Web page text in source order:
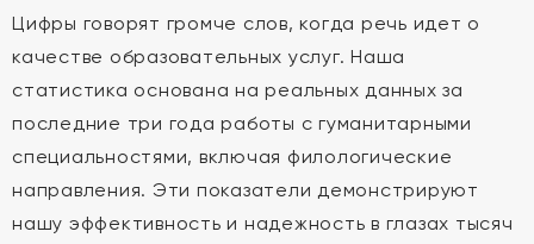
Цифры говорят громче слов, когда речь идет о
качестве образовательных услуг. Наша
статистика основана на реальных данных за
последние три года работы с гуманитарными
специальностями, включая филологические
направления. Эти показатели демонстрируют
нашу эффективность и надежность в глазах тысяч